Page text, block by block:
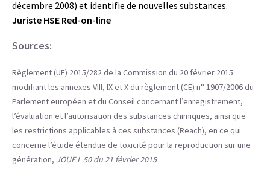
décembre 2008) et identifie de nouvelles substances.
Juriste HSE Red-on-line
Sources:
Règlement (UE) 2015/282 de la Commission du 20 février 2015
modifiant les annexes VIII, IX et X du règlement (CE) n° 1907/2006 du
Parlement européen et du Conseil concernant l’enregistrement,
l’évaluation et l’autorisation des substances chimiques, ainsi que
les restrictions applicables à ces substances (Reach), en ce qui
concerne l’étude étendue de toxicité pour la reproduction sur une
génération, JOUE L 50 du 21 février 2015